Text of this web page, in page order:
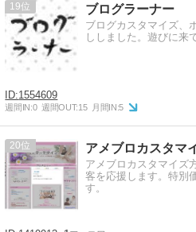
19 ブログラーナー
ブログカスタマイズ、
ししました。遊びに来
1554609
週間IN:0 週間OUT:15 月間IN:5
20 アメブロカスタマ
アメブロカスタマイズ
客を応援します。特別
す。